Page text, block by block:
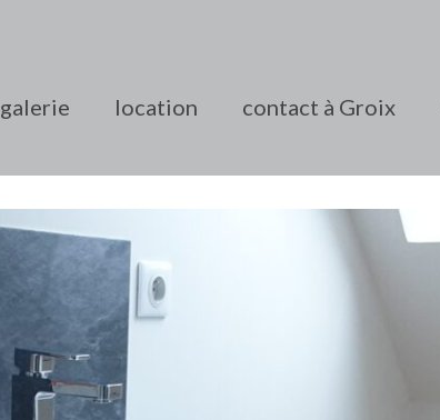
galerie location contact à Groix